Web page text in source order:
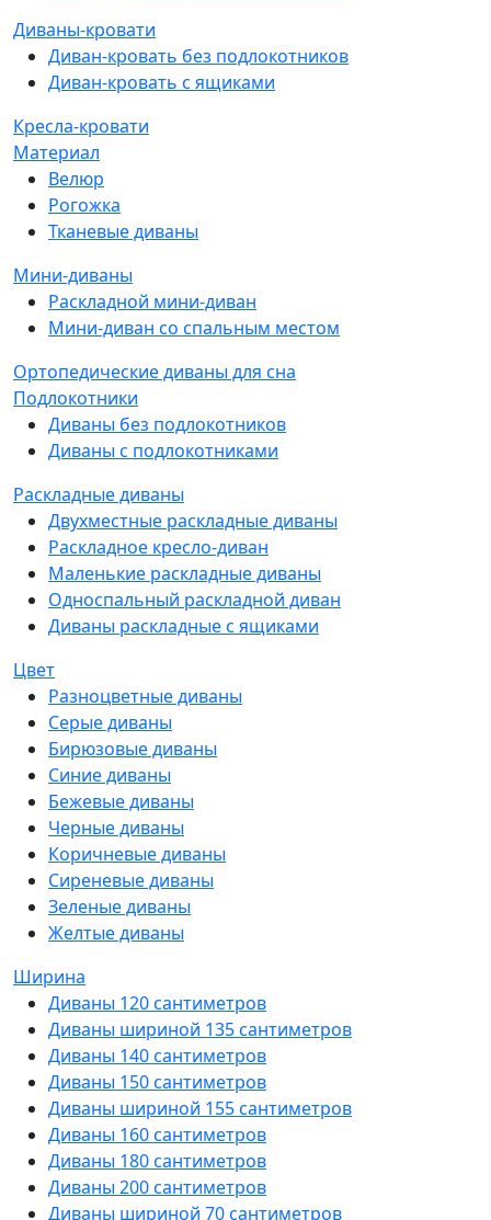
Диваны-кровати
Диван-кровать без подлокотников
Диван-кровать с ящиками
Кресла-кровати
Материал
Велюр
Рогожка
Тканевые диваны
Мини-диваны
Раскладной мини-диван
Мини-диван со спальным местом
Ортопедические диваны для сна
Подлокотники
Диваны без подлокотников
Диваны с подлокотниками
Раскладные диваны
Двухместные раскладные диваны
Раскладное кресло-диван
Маленькие раскладные диваны
Односпальный раскладной диван
Диваны раскладные с ящиками
Цвет
Разноцветные диваны
Серые диваны
Бирюзовые диваны
Синие диваны
Бежевые диваны
Черные диваны
Коричневые диваны
Сиреневые диваны
Зеленые диваны
Желтые диваны
Ширина
Диваны 120 сантиметров
Диваны шириной 135 сантиметров
Диваны 140 сантиметров
Диваны 150 сантиметров
Диваны шириной 155 сантиметров
Диваны 160 сантиметров
Диваны 180 сантиметров
Диваны 200 сантиметров
Диваны шириной 70 сантиметров